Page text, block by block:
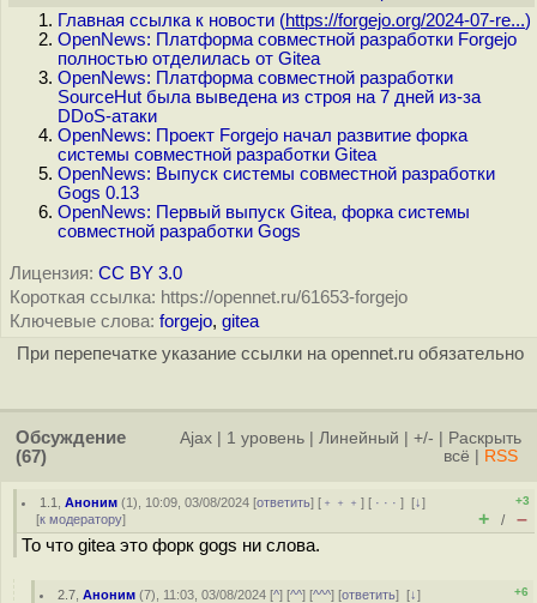
Главная ссылка к новости (https://forgejo.org/2024-07-re...)
OpenNews: Платформа совместной разработки Forgejo
полностью отделилась от Gitea
OpenNews: Платформа совместной разработки
SourceHut была выведена из строя на 7 дней из-за
DDoS-атаки
OpenNews: Проект Forgejo начал развитие форка
системы совместной разработки Gitea
OpenNews: Выпуск системы совместной разработки
Gogs 0.13
OpenNews: Первый выпуск Gitea, форка системы
совместной разработки Gogs
Лицензия: CC BY 3.0
Короткая ссылка: https://opennet.ru/61653-forgejo
Ключевые слова: forgejo, gitea
При перепечатке указание ссылки на opennet.ru обязательно
Обсуждение
(67)
Ajax 1 уровень Линейный +/-
Раскрыть
всё
RSS
1.1 ,Аноним (1), 10:09, 03/08/2024 [ответить] [ ﹢﹢﹢] [ · · ·][↓]
[к модератору]
+3
+ / –
То что gitea это форк gogs ни слова.
2.7 ,Аноним (7), 11:03, 03/08/2024 [^] [^^] [^^^] [ответить][↓]
+6